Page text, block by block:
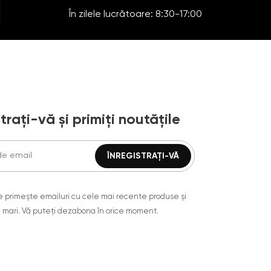
În zilele lucrătoare: 8:30-17:00
vă și primiți noutățile
primește emailuri cu cele mai recente produse și
Vă puteți dezabona în orice moment.